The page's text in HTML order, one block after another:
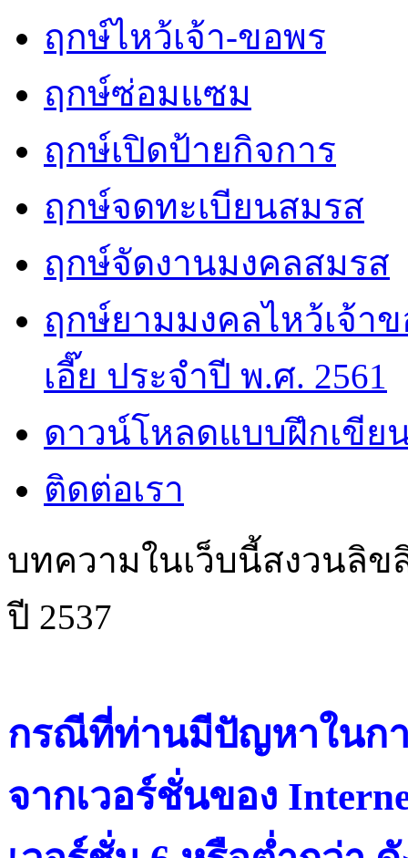
ฤกษ์ไหว้เจ้า-ขอพร
ฤกษ์ซ่อมแซม
ฤกษ์เปิดป้ายกิจการ
ฤกษ์จดทะเบียนสมรส
ฤกษ์จัดงานมงคลสมรส
ฤกษ์ยามมงคลไหว้เจ้า
เอี๊ย ประจำปี พ.ศ. 2561
ดาวน์โหลดแบบฝึกเขีย
ติดต่อเรา
บทความในเว็บนี้สงวนลิ
ปี 2537
กรณีที่ท่านมีปัญหาในกา
จากเวอร์ชั่นของ